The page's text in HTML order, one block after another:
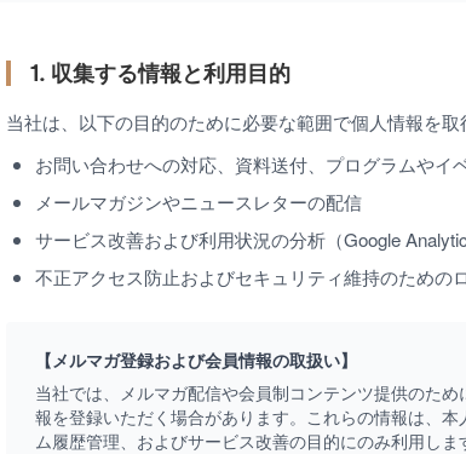
1. 収集する情報と利用目的
当社は、以下の目的のために必要な範囲で個人情報を取
お問い合わせへの対応、資料送付、プログラムやイ
メールマガジンやニュースレターの配信
サービス改善および利用状況の分析（Google
不正アクセス防止およびセキュリティ維持のための
【メルマガ登録および会員情報の取扱い】
当社では、メルマガ配信や会員制コンテンツ提供のた
報を登録いただく場合があります。これらの情報は、
ム履歴管理、およびサービス改善の目的にのみ利用しま